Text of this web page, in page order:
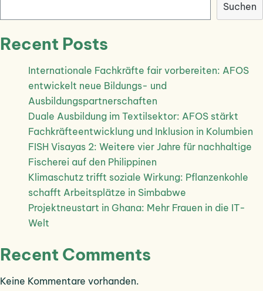
Suchen
Recent Posts
Internationale Fachkräfte fair vorbereiten: AFOS
entwickelt neue Bildungs- und
Ausbildungspartnerschaften
Duale Ausbildung im Textilsektor: AFOS stärkt
Fachkräfteentwicklung und Inklusion in Kolumbien
FISH Visayas 2: Weitere vier Jahre für nachhaltige
Fischerei auf den Philippinen
Klimaschutz trifft soziale Wirkung: Pflanzenkohle
schafft Arbeitsplätze in Simbabwe
Projektneustart in Ghana: Mehr Frauen in die IT-
Welt
Recent Comments
Keine Kommentare vorhanden.